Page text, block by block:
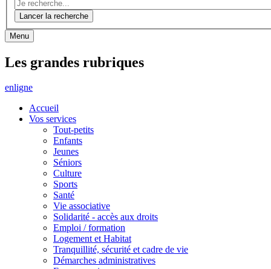
Lancer la recherche
Menu
Les grandes rubriques
enligne
Accueil
Vos services
Tout-petits
Enfants
Jeunes
Séniors
Culture
Sports
Santé
Vie associative
Solidarité - accès aux droits
Emploi / formation
Logement et Habitat
Tranquillité, sécurité et cadre de vie
Démarches administratives